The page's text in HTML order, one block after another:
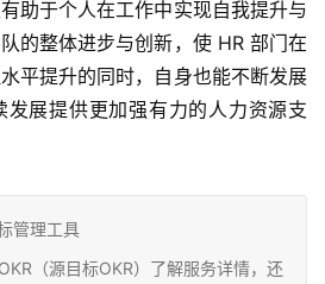
助于个人在工作中实现自我提升与
的整体进步与创新，使 HR 部门在
平提升的同时，自身也能不断发展
展提供更加强有力的人力资源支
管理工具
（源目标OKR）了解服务详情，还